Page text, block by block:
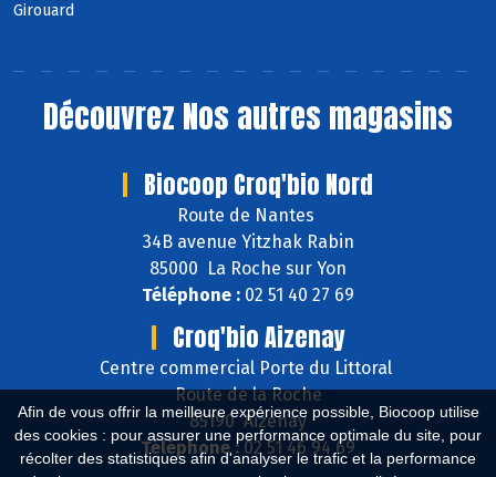
Afin de vous offrir la meilleure expérience possible, Biocoop utilise
des cookies : pour assurer une performance optimale du site, pour
récolter des statistiques afin d'analyser le trafic et la performance
Girouard
Découvrez Nos autres magasins
Biocoop Croq'bio Nord
Route de Nantes
34B avenue Yitzhak Rabin
85000 La Roche sur Yon
Téléphone : 02 51 40 27 69
Croq'bio Aizenay
Centre commercial Porte du Littoral
Route de la Roche
85190 Aizenay
Téléphone :02 51 46 94 69